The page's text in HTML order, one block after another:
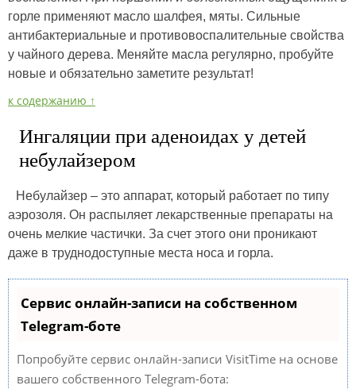
горле применяют масло шалфея, мяты. Сильные
антибактериальные и противовоспалительные свойства
у чайного дерева. Меняйте масла регулярно, пробуйте
новые и обязательно заметите результат!
к содержанию ↑
Ингаляции при аденоидах у детей
небулайзером
Небулайзер – это аппарат, который работает по типу
аэрозоля. Он распыляет лекарственные препараты на
очень мелкие частички. За счет этого они проникают
даже в труднодоступные места носа и горла.
Сервис онлайн-записи на собственном
Telegram-боте
Попробуйте сервис онлайн-записи VisitTime на основе
вашего собственного Telegram-бота: